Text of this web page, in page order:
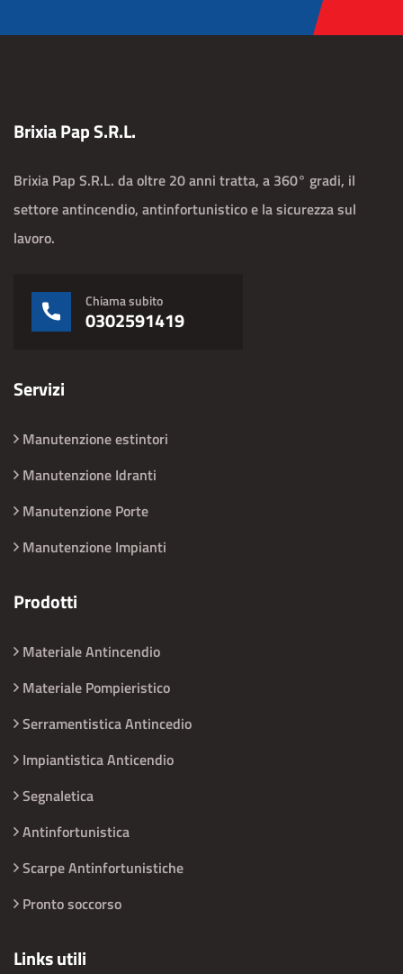
Brixia Pap S.R.L.
Brixia Pap S.R.L. da oltre 20 anni tratta, a 360° gradi, il
settore antincendio, antinfortunistico e la sicurezza sul
lavoro.
Chiama subito
0302591419
Servizi
Manutenzione estintori
Manutenzione Idranti
Manutenzione Porte
Manutenzione Impianti
Prodotti
Materiale Antincendio
Materiale Pompieristico
Serramentistica Antincedio
Impiantistica Anticendio
Segnaletica
Antinfortunistica
Scarpe Antinfortunistiche
Pronto soccorso
Links utili